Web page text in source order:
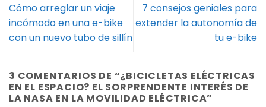
Cómo arreglar un viaje
incómodo en una e-bike
con un nuevo tubo de sillín
7 consejos geniales para
extender la autonomía de
tu e-bike
3 COMENTARIOS DE “¿BICICLETAS ELÉCTRICAS
EN EL ESPACIO? EL SORPRENDENTE INTERÉS DE
LA NASA EN LA MOVILIDAD ELÉCTRICA”